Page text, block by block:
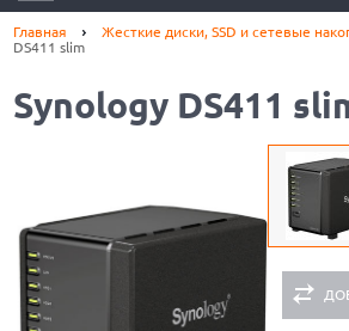
Главная Жесткие диски, SSD и сетевые
DS411 slim
Synology DS411